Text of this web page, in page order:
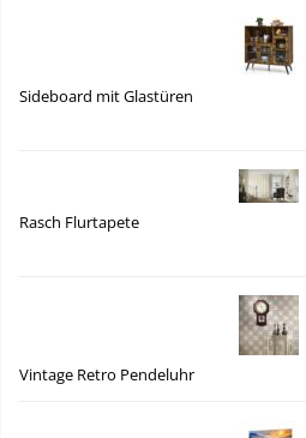
Sideboard mit Glastüren
Rasch Flurtapete
Vintage Retro Pendeluhr